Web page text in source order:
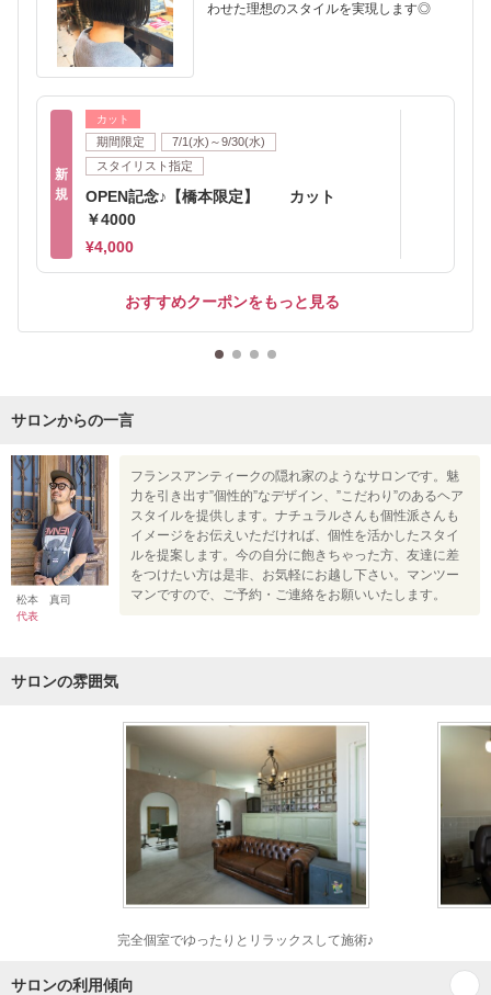
わせた理想のスタイルを実現します◎
新
規
カット
期間限定
7/1(水)～9/30(水)
スタイリスト指定
OPEN記念♪【橋本限定】 カット
￥4000
¥4,000
おすすめクーポンをもっと見る
サロンからの一言
松本 真司
代表
フランスアンティークの隠れ家のようなサロンです。魅
力を引き出す”個性的”なデザイン、”こだわり”のあるヘア
スタイルを提供します。ナチュラルさんも個性派さんも
イメージをお伝えいただければ、個性を活かしたスタイ
ルを提案します。今の自分に飽きちゃった方、友達に差
をつけたい方は是非、お気軽にお越し下さい。マンツー
マンですので、ご予約・ご連絡をお願いいたします。
サロンの雰囲気
完全個室でゆったりとリラックスして施術♪
サロンの利用傾向